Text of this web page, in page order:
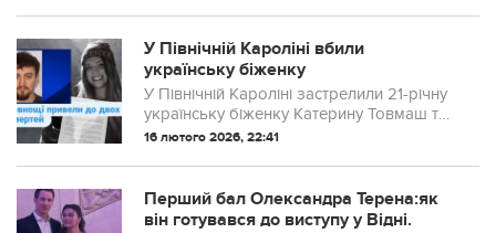
пояснила, чому куди корисніше спати у
шкарпетках, а не босоніж.
У Північній Кароліні вбили
українську біженку
У Північній Кароліні застрелили 21-річну
українську біженку Катерину Товмаш та
її хлопця. Підозрюваного затримали в
16 лютого 2026, 22:41
Перший бал Олександра Терена:як
він готувався до виступу у Відні.